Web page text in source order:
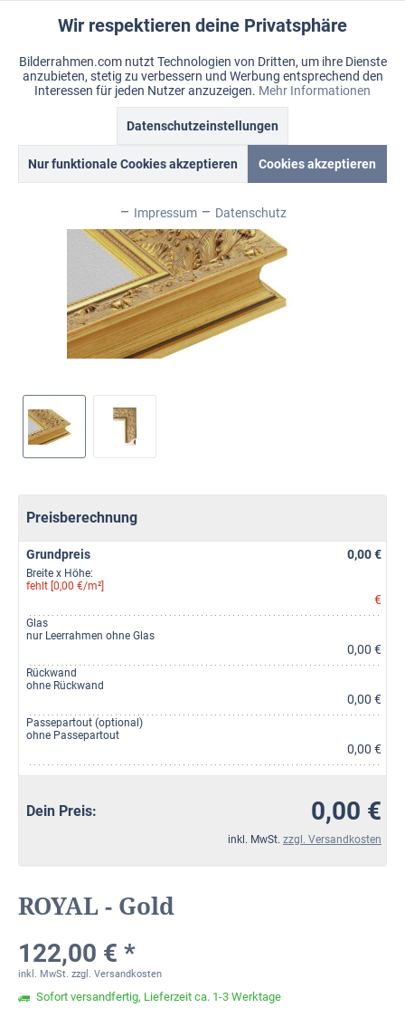
Warenkorb
Merkzettel Mein Konto
Menü
Royal
Preisberechnung
Grundpreis 0,00 €
Breite x Höhe:
fehlt [0,00 €/m²]
€
Glas
nur Leerrahmen ohne Glas
0,00 €
Rückwand
ohne Rückwand
0,00 €
Passepartout (optional)
ohne Passepartout
0,00 €
Dein Preis: 0,00 €
inkl. MwSt. zzgl. Versandkosten
ROYAL - Gold
122,00 € *
inkl. MwSt. zzgl. Versandkosten
Sofort versandfertig, Lieferzeit ca. 1-3 Werktage
Funktionale Aktiv
Marketing Inaktiv
Inaktiv
Inaktiv
Wir respektieren deine Privatsphäre
Bilderrahmen.com nutzt Technologien von Dritten, um ihre Dienste
anzubieten, stetig zu verbessern und Werbung entsprechend den
Interessen für jeden Nutzer anzuzeigen. Mehr Informationen
Datenschutzeinstellungen
Nur funktionale Cookies akzeptieren Cookies akzeptieren
Impressum Datenschutz